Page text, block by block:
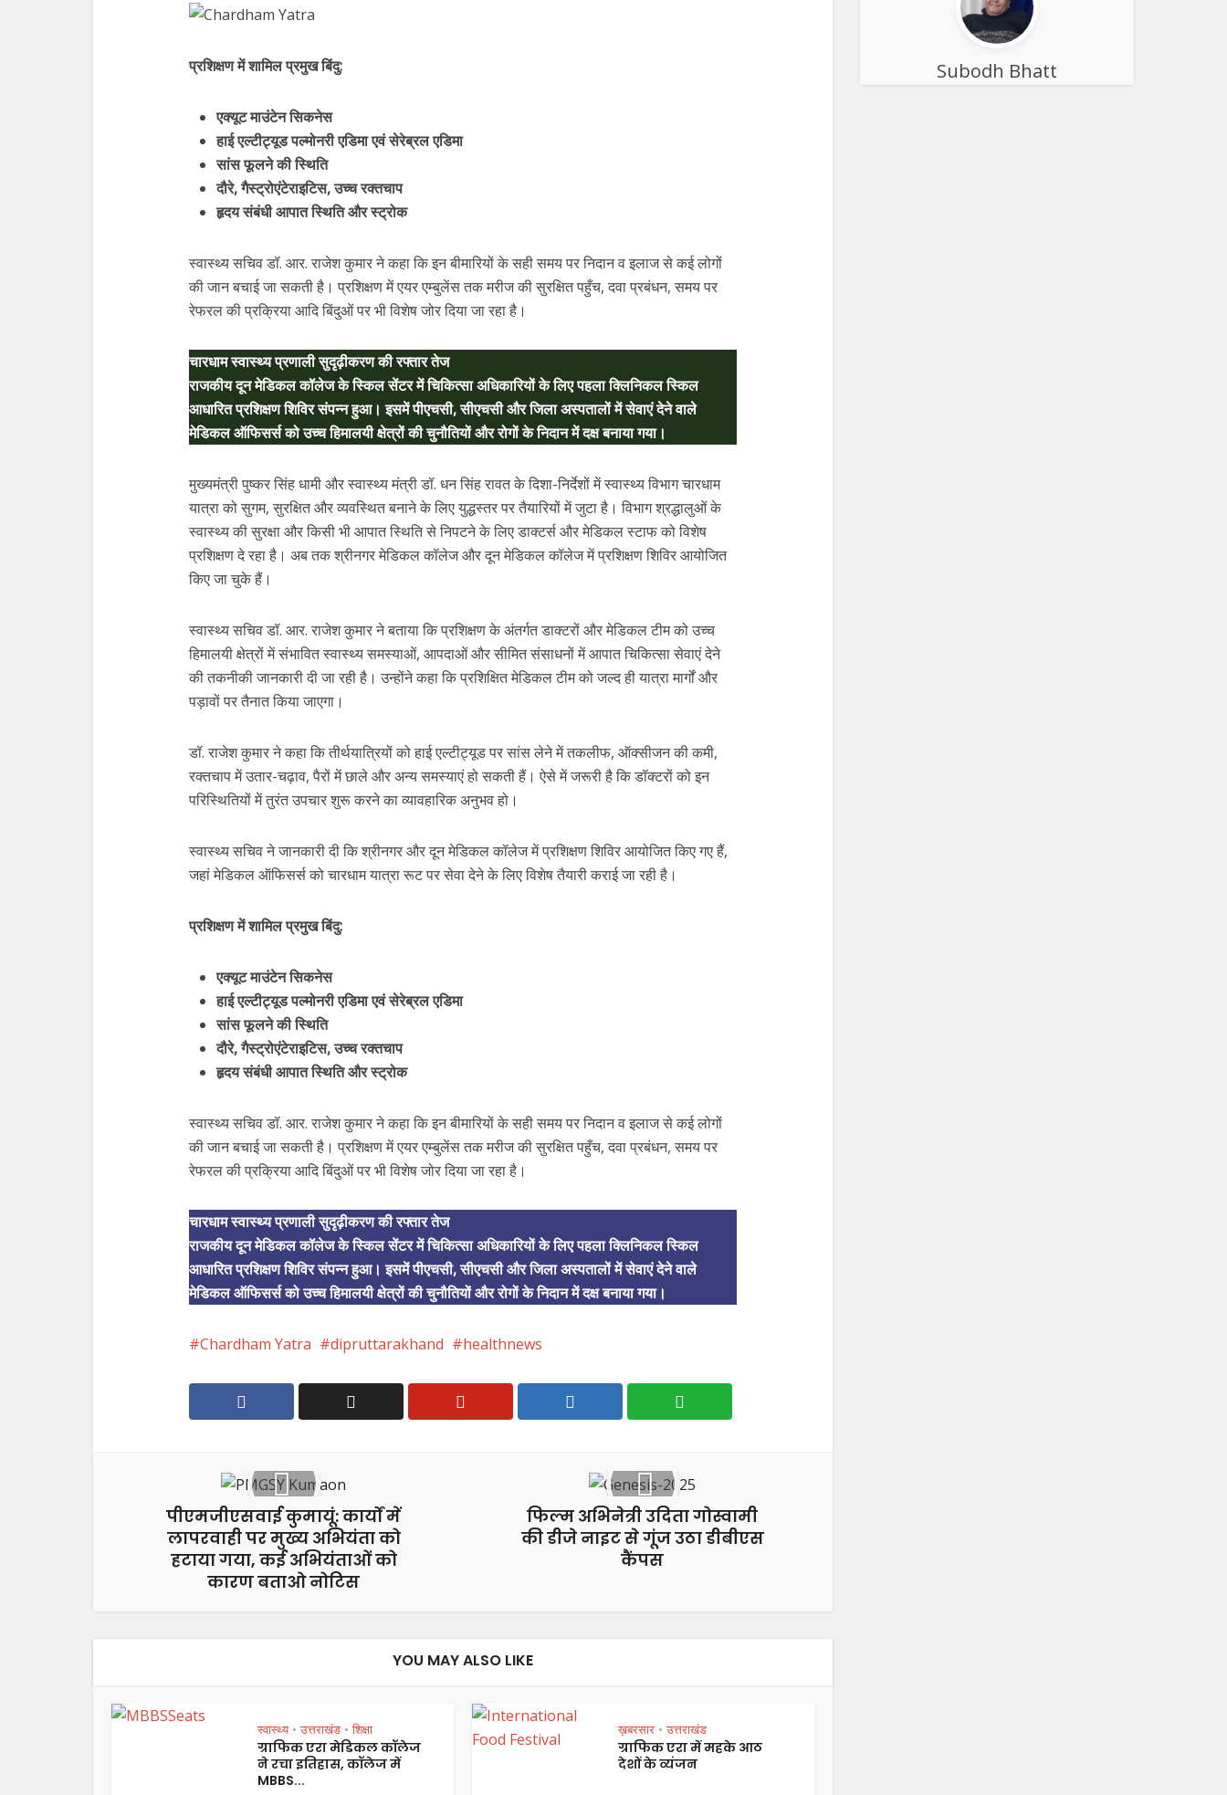
प्रशिक्षण में शामिल प्रमुख बिंदु:
एक्यूट माउंटेन सिकनेस
हाई एल्टीट्यूड पल्मोनरी एडिमा एवं सेरेब्रल एडिमा
सांस फूलने की स्थिति
दौरे, गैस्ट्रोएंटेराइटिस, उच्च रक्तचाप
हृदय संबंधी आपात स्थिति और स्ट्रोक
स्वास्थ्य सचिव डॉ. आर. राजेश कुमार ने कहा कि इन बीमारियों के सही समय पर निदान व इलाज से कई लोगों
की जान बचाई जा सकती है। प्रशिक्षण में एयर एम्बुलेंस तक मरीज की सुरक्षित पहुँच, दवा प्रबंधन, समय पर
रेफरल की प्रक्रिया आदि बिंदुओं पर भी विशेष जोर दिया जा रहा है।
चारधाम स्वास्थ्य प्रणाली सुदृढ़ीकरण की रफ्तार तेज
राजकीय दून मेडिकल कॉलेज के स्किल सेंटर में चिकित्सा अधिकारियों के लिए पहला क्लिनिकल स्किल
आधारित प्रशिक्षण शिविर संपन्न हुआ। इसमें पीएचसी, सीएचसी और जिला अस्पतालों में सेवाएं देने वाले
मेडिकल ऑफिसर्स को उच्च हिमालयी क्षेत्रों की चुनौतियों और रोगों के निदान में दक्ष बनाया गया।
मुख्यमंत्री पुष्कर सिंह धामी और स्वास्थ्य मंत्री डॉ. धन सिंह रावत के दिशा-निर्देशों में स्वास्थ्य विभाग चारधाम
यात्रा को सुगम, सुरक्षित और व्यवस्थित बनाने के लिए युद्धस्तर पर तैयारियों में जुटा है। विभाग श्रद्धालुओं के
स्वास्थ्य की सुरक्षा और किसी भी आपात स्थिति से निपटने के लिए डाक्टर्स और मेडिकल स्टाफ को विशेष
प्रशिक्षण दे रहा है। अब तक श्रीनगर मेडिकल कॉलेज और दून मेडिकल कॉलेज में प्रशिक्षण शिविर आयोजित
किए जा चुके हैं।
स्वास्थ्य सचिव डॉ. आर. राजेश कुमार ने बताया कि प्रशिक्षण के अंतर्गत डाक्टरों और मेडिकल टीम को उच्च
हिमालयी क्षेत्रों में संभावित स्वास्थ्य समस्याओं, आपदाओं और सीमित संसाधनों में आपात चिकित्सा सेवाएं देने
की तकनीकी जानकारी दी जा रही है। उन्होंने कहा कि प्रशिक्षित मेडिकल टीम को जल्द ही यात्रा मार्गों और
पड़ावों पर तैनात किया जाएगा।
डॉ. राजेश कुमार ने कहा कि तीर्थयात्रियों को हाई एल्टीट्यूड पर सांस लेने में तकलीफ, ऑक्सीजन की कमी,
रक्तचाप में उतार-चढ़ाव, पैरों में छाले और अन्य समस्याएं हो सकती हैं। ऐसे में जरूरी है कि डॉक्टरों को इन
परिस्थितियों में तुरंत उपचार शुरू करने का व्यावहारिक अनुभव हो।
स्वास्थ्य सचिव ने जानकारी दी कि श्रीनगर और दून मेडिकल कॉलेज में प्रशिक्षण शिविर आयोजित किए गए हैं,
जहां मेडिकल ऑफिसर्स को चारधाम यात्रा रूट पर सेवा देने के लिए विशेष तैयारी कराई जा रही है।
प्रशिक्षण में शामिल प्रमुख बिंदु:
एक्यूट माउंटेन सिकनेस
हाई एल्टीट्यूड पल्मोनरी एडिमा एवं सेरेब्रल एडिमा
सांस फूलने की स्थिति
दौरे, गैस्ट्रोएंटेराइटिस, उच्च रक्तचाप
हृदय संबंधी आपात स्थिति और स्ट्रोक
स्वास्थ्य सचिव डॉ. आर. राजेश कुमार ने कहा कि इन बीमारियों के सही समय पर निदान व इलाज से कई लोगों
की जान बचाई जा सकती है। प्रशिक्षण में एयर एम्बुलेंस तक मरीज की सुरक्षित पहुँच, दवा प्रबंधन, समय पर
रेफरल की प्रक्रिया आदि बिंदुओं पर भी विशेष जोर दिया जा रहा है।
चारधाम स्वास्थ्य प्रणाली सुदृढ़ीकरण की रफ्तार तेज
राजकीय दून मेडिकल कॉलेज के स्किल सेंटर में चिकित्सा अधिकारियों के लिए पहला क्लिनिकल स्किल
आधारित प्रशिक्षण शिविर संपन्न हुआ। इसमें पीएचसी, सीएचसी और जिला अस्पतालों में सेवाएं देने वाले
मेडिकल ऑफिसर्स को उच्च हिमालयी क्षेत्रों की चुनौतियों और रोगों के निदान में दक्ष बनाया गया।
Chardham Yatra dipruttarakhand healthnews
पीएमजीएसवाई कुमायूं: कार्यों में
लापरवाही पर मुख्य अभियंता को
हटाया गया, कई अभियंताओं को
कारण बताओ नोटिस
फिल्म अभिनेत्री उदिता गोस्वामी
की डीजे नाइट से गूंज उठा डीबीएस
कैंपस
YOU MAY ALSO LIKE
स्वास्थ्य • उत्तराखंड • शिक्षा
ग्राफिक एरा मेडिकल कॉलेज
ने रचा इतिहास, कॉलेज में
MBBS...
ख़बरसार • उत्तराखंड
ग्राफिक एरा में महके आठ
देशों के व्यंजन
Subodh Bhatt